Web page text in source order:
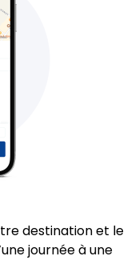
destination et le
journée à une